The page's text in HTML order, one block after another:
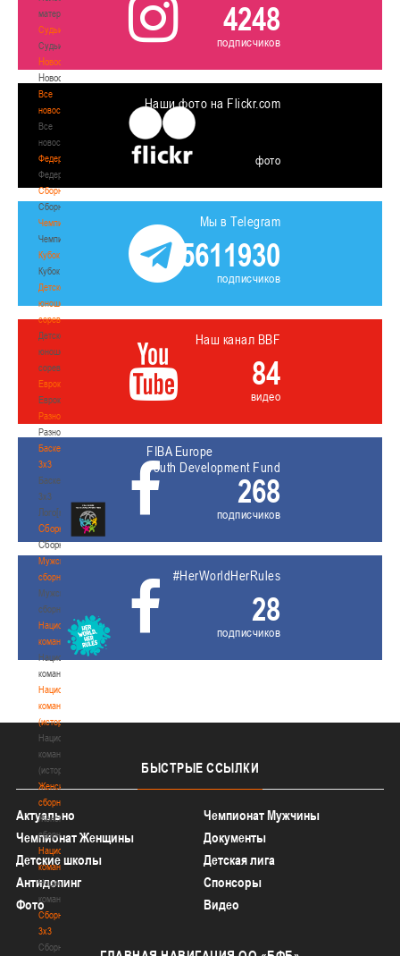
материалы
Судьи
Судьи
Новости
Новости
Все
новости
Все
новости
Федерация
Федерация
Сборные
Сборные
Чемпионат
Чемпионат
Кубок
Кубок
Детско-
юношеские
соревнования
Детско-
юношеские
соревнования
Еврокубки
Еврокубки
Разное
Разное
Баскетбол
3х3
Баскетбол
3х3
Лого[modid=121]
Сборные
Сборные
Мужские
сборные
Мужские
сборные
Национальная
команда
Национальная
команда
Национальная
команда
(история)
Национальная
команда
(история)
Женские
сборные
Женские
сборные
Национальная
команда
Национальная
команда
Сборные
3х3
Сборные
4248
подписчиков
Наши фото на Flickr.com
фото
Мы в Telegram
5611930
подписчиков
Наш канал BBF
84
видео
FIBA Europe
Youth Development Fund
268
подписчиков
#HerWorldHerRules
28
подписчиков
БЫСТРЫЕ ССЫЛКИ
Актуально
Чемпионат Мужчины
Чемпионат Женщины
Документы
Детские школы
Детская лига
Антидопинг
Спонсоры
Фото
Видео